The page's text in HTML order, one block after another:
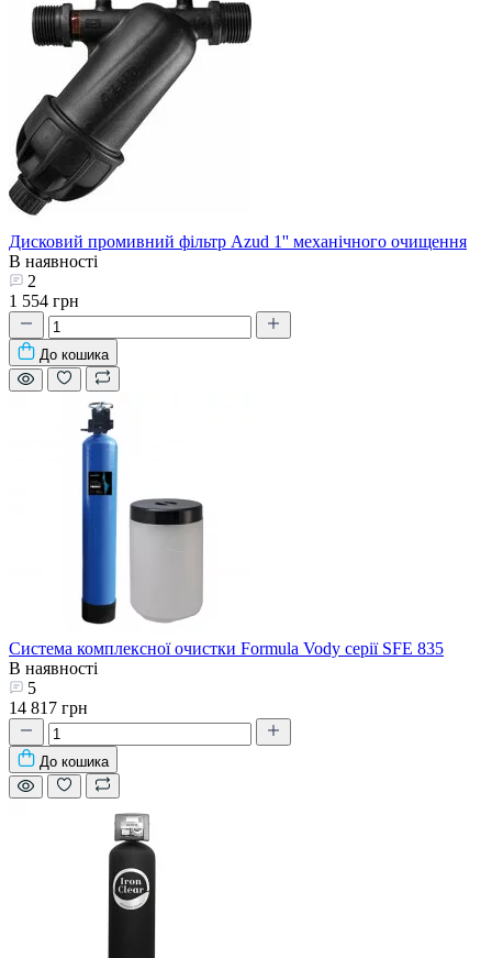
Дисковий промивний фільтр Azud 1'' механічного очищення
В наявності
2
1 554 грн
До кошика
Система комплексної очистки Formula Vody серії SFE 835
В наявності
5
14 817 грн
До кошика